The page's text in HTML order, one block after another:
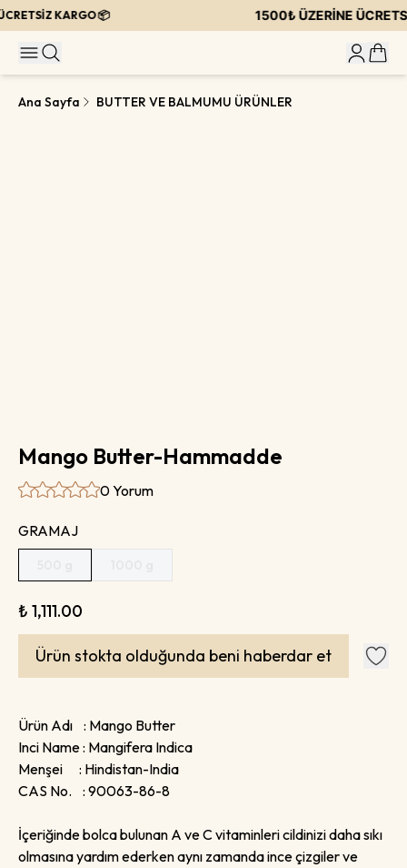
KARGO 📦 1500₺ ÜZERİNE
Ana Sayfa BUTTER VE BALMUMU ÜRÜNLER
Mango Butter-Hammadde
0 Yorum
GRAMAJ
₺ 1,111.00
Ürün stokta olduğunda beni haberdar et
Ürün Adı : Mango Butter
Inci Name : Mangifera Indica
Menşei : Hindistan-India
CAS No. : 90063-86-8
İçeriğinde bolca bulunan A veCvitaminleri cildinizi daha sıkı
olmasına yardım ederken aynı zamanda ince çizgiler ve